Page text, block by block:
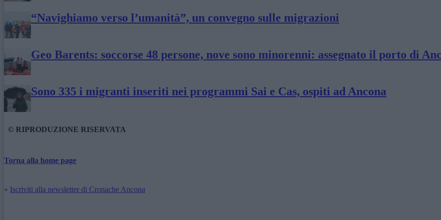
“Navighiamo verso l’umanità”, un convegno sulle migrazioni
Geo Barents: soccorse 48 persone, nove sono minorenni: assegnato il porto di
Sono 335 i migranti inseriti nei programmi Sai e Cas, ospiti ad Ancona
© RIPRODUZIONE RISERVATA
Torna alla home page
» Iscriviti alla newsletter di Cronache Ancona